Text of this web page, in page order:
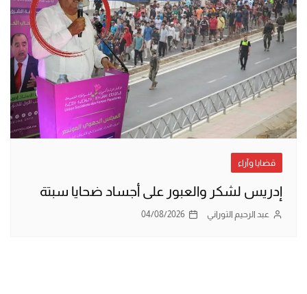
قضايا وآراء
إدريس لشكر والعبور على أجساد ضحايا سبتة
عبد الرحيم التوراني 04/08/2026